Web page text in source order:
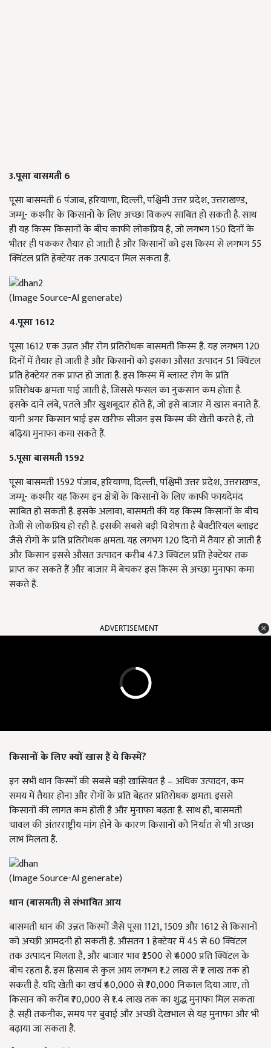
3.पूसा बासमती 6
पूसा बासमती 6 पंजाब, हरियाणा, दिल्ली, पश्चिमी उत्तर प्रदेश, उत्तराखण्ड,
जम्मू- कश्मीर के किसानों के लिए अच्छा विकल्प साबित हो सकती है. साथ
ही यह किस्म किसानों के बीच काफी लोकप्रिय है, जो लगभग 150 दिनों के
भीतर ही पककर तैयार हो जाती है और किसानों को इस किस्म से लगभग 55
क्विंटल प्रति हेक्टेयर तक उत्पादन मिल सकता है.
(Image Source-AI generate)
4.पूसा 1612
पूसा 1612 एक उन्नत और रोग प्रतिरोधक बासमती किस्म है. यह लगभग 120
दिनों में तैयार हो जाती है और किसानों को इसका औसत उत्पादन 51 क्विंटल
प्रति हेक्टेयर तक प्राप्त हो जाता है. इस किस्म में ब्लास्ट रोग के प्रति
प्रतिरोधक क्षमता पाई जाती है, जिससे फसल का नुकसान कम होता है.
इसके दाने लंबे, पतले और खुशबूदार होते हैं, जो इसे बाजार में खास बनाते हैं.
यानी अगर किसान भाई इस खरीफ सीजन इस किस्म की खेती करते हैं, तो
बढ़िया मुनाफा कमा सकते हैं.
5.पूसा बासमती 1592
पूसा बासमती 1592 पंजाब, हरियाणा, दिल्ली, पश्चिमी उत्तर प्रदेश, उत्तराखण्ड,
जम्मू- कश्मीर यह किस्म इन क्षेत्रों के किसानों के लिए काफी फायदेमंद
साबित हो सकती है. इसके अलावा, बासमती की यह किस्म किसानों के बीच
तेजी से लोकप्रिय हो रही है. इसकी सबसे बड़ी विशेषता है बैक्टीरियल ब्लाइट
जैसे रोगों के प्रति प्रतिरोधक क्षमता. यह लगभग 120 दिनों में तैयार हो जाती है
और किसान इससे औसत उत्पादन करीब 47.3 क्विंटल प्रति हेक्टेयर तक
प्राप्त कर सकते हैं और बाजार में बेचकर इस किस्म से अच्छा मुनाफा कमा
सकते हैं.
ADVERTISEMENT
किसानों के लिए क्यों खास हैं ये किस्में?
इन सभी धान किस्मों की सबसे बड़ी खासियत है – अधिक उत्पादन, कम
समय में तैयार होना और रोगों के प्रति बेहतर प्रतिरोधक क्षमता. इससे
किसानों की लागत कम होती है और मुनाफा बढ़ता है. साथ ही, बासमती
चावल की अंतरराष्ट्रीय मांग होने के कारण किसानों को निर्यात से भी अच्छा
लाभ मिलता है.
(Image Source-AI generate)
धान (बासमती) से संभावित आय
बासमती धान की उन्नत किस्मों जैसे पूसा 1121, 1509 और 1612 से किसानों
को अच्छी आमदनी हो सकती है. औसतन 1 हेक्टेयर में 45 से 60 क्विंटल
तक उत्पादन मिलता है, और बाजार भाव ₹2500 से ₹4000 प्रति क्विंटल के
बीच रहता है. इस हिसाब से कुल आय लगभग ₹1.2 लाख से ₹2 लाख तक हो
सकती है. यदि खेती का खर्च ₹40,000 से ₹70,000 निकाल दिया जाए, तो
किसान को करीब ₹70,000 से ₹1.4 लाख तक का शुद्ध मुनाफा मिल सकता
है. सही तकनीक, समय पर बुवाई और अच्छी देखभाल से यह मुनाफा और भी
बढ़ाया जा सकता है.